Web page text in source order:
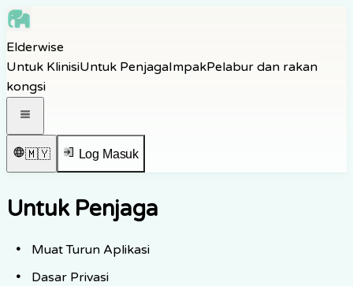
Skip to navigation
Skip to footer
Elderwise
Untuk KlinisiUntuk PenjagaImpakPelabur dan rakan
kongsi
🇲🇾 Log Masuk
Untuk Penjaga
Muat Turun Aplikasi
Dasar Privasi